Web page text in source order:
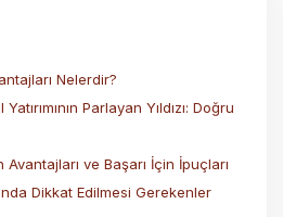
Nelerdir?
Parlayan Yıldızı: Doğru
Avantajları ve Başarı İçin İpuçları
Dikkat Edilmesi Gerekenler